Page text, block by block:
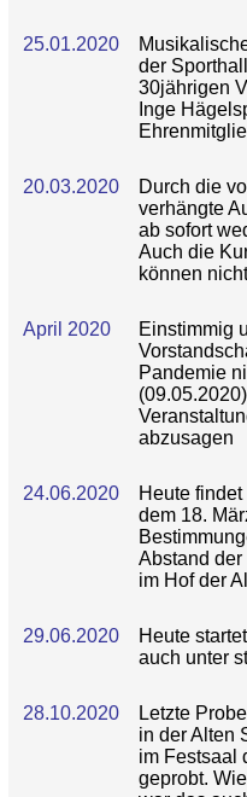
25.01.2020
der
30jährigen
Inge
20.03.2020
Durch die
verhängte
ab sofort
Auch die
können
April 2020
Einstimmig
Pandemie
abzusagen
24.06.2020
Heute
dem 18.
Abstand
im Hof der
29.06.2020
Heute
auch unter
28.10.2020
Letzte
in der Alten
im Festsaal
geprobt.